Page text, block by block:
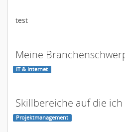
test
Meine
IT & Internet
Skillbereiche auf die
Projektmanagement